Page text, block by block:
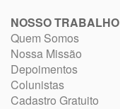
NOSSO TRABALHO
Quem Somos
Nossa Missão
Depoimentos
Colunistas
Cadastro Gratuito